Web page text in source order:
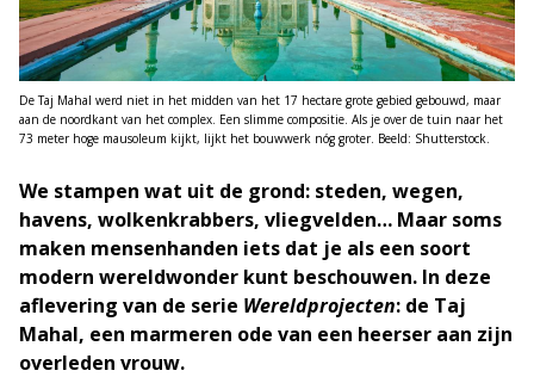
De Taj Mahal werd niet in het midden van het 17 hectare grote gebied gebouwd, maar
aan de noordkant van het complex. Een slimme compositie. Als je over de tuin naar het
73 meter hoge mausoleum kijkt, lijkt het bouwwerk nóg groter. Beeld: Shutterstock.
We stampen wat uit de grond: steden, wegen,
havens, wolkenkrabbers, vliegvelden… Maar soms
maken mensenhanden iets dat je als een soort
modern wereldwonder kunt beschouwen. In deze
aflevering van de serie Wereldprojecten: de Taj
Mahal, een marmeren ode van een heerser aan zijn
overleden vrouw.